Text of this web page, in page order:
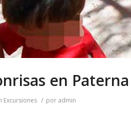
en Paterna
Excursiones / por admin